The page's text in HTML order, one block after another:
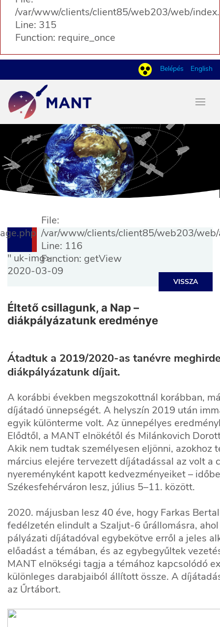
/var/www/clients/client85/web203/web/
Line: 315
Function: require_once
Belépés English
File:
/var/www/clients/client85/web203/
Line: 116
Function: getView
" uk-img>
2020-03-09
VISSZA
Éltető csillagunk, a Nap –
diákpályázatunk eredménye
Átadtuk a 2019/2020-as tanévre
diákpályázatunk díjait.
A korábbi években megszokottnál korábban,
díjátadó ünnepségét. A helyszín 2019 után
egyik különterme volt. Az ünnepélyes
Elődtől, a MANT elnökétől és Milánkovich
Akik nem tudtak személyesen eljönni,
március elejére tervezett díjátadással az volt a
nyereményként kapott kedvezményeiket –
Székesfehérváron lesz, július 5–11. között.
2020. májusban lesz 40 éve, hogy Farkas
fedélzetén elindult a Szaljut-6 űrállomásra,
pályázati díjátadóval egybekötve erről a jeles
előadást a témában, és az egybegyűltek
MANT elnökségi tagja a témához kapcsolódó
különleges darabjaiból állított össze. A
az Űrtábort.